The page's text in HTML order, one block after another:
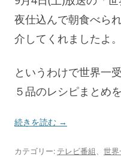
夜仕込んで朝食べら
介してくれましたよ。
というわけで世界一
５品のレシピまとめ
続きを読む →
カテゴリー: テレビ番組、 世